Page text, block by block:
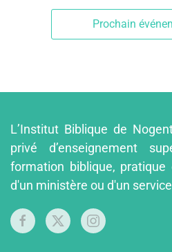
Prochain
L’Institut Biblique de
privé d’enseignement
formation biblique,
d'un ministère ou d'un